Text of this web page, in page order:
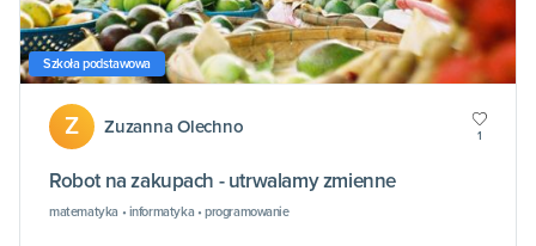
Szkoła podstawowa
Z Zuzanna Olechno 1
Robot na zakupach - utrwalamy zmienne
matematyka • informatyka • programowanie